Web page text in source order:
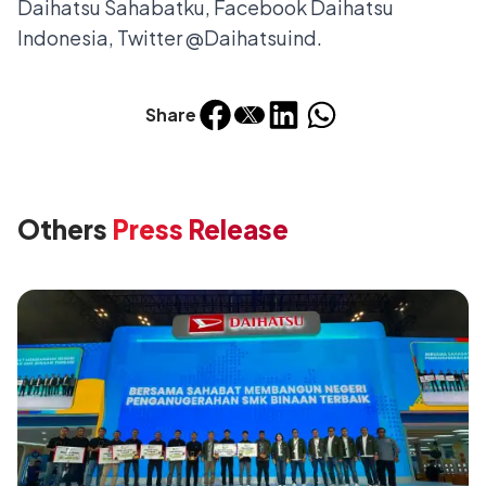
Share
Daihatsu Sahabatku, Facebook Daihatsu
Indonesia, Twitter @Daihatsuind.
Others Press Release